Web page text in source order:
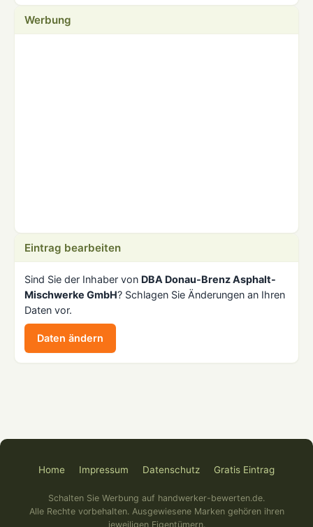
Werbung
Eintrag bearbeiten
Sind Sie der Inhaber von DBA Donau-Brenz Asphalt-
Mischwerke GmbH? Schlagen Sie Änderungen an Ihren
Daten vor.
Daten ändern
Home Impressum Datenschutz Gratis Eintrag
Schalten Sie Werbung auf handwerker-bewerten.de.
Alle Rechte vorbehalten. Ausgewiesene Marken gehören ihren
jeweiligen Eigentümern.